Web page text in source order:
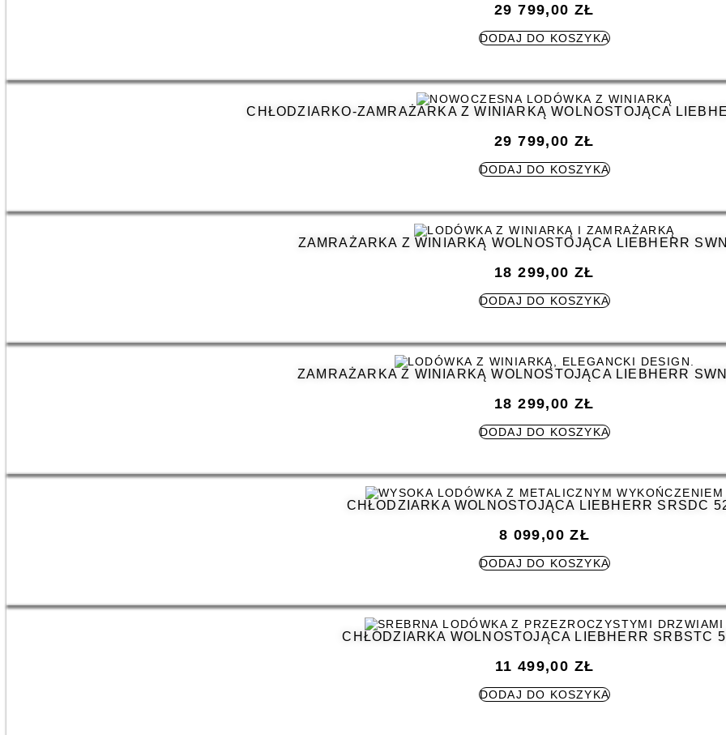
29 799,00ZŁ
DODAJ DO KOSZYKA
CHŁODZIARKO-ZAMRAŻARKA Z WINIARKĄ WOLNOSTOJĄCA
29 799,00ZŁ
DODAJ DO KOSZYKA
ZAMRAŻARKA Z WINIARKĄ WOLNOSTOJĄCA LIEBHERR
18 299,00ZŁ
DODAJ DO KOSZYKA
ZAMRAŻARKA Z WINIARKĄ WOLNOSTOJĄCA LIEBHERR
18 299,00ZŁ
DODAJ DO KOSZYKA
CHŁODZIARKA WOLNOSTOJĄCA LIEBHERR SRSDC
8 099,00ZŁ
DODAJ DO KOSZYKA
CHŁODZIARKA WOLNOSTOJĄCA LIEBHERR SRBSTC
11 499,00 ZŁ
DODAJ DO KOSZYKA